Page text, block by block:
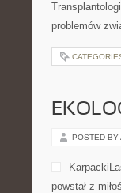
problemów
POSTED BY
powstał z